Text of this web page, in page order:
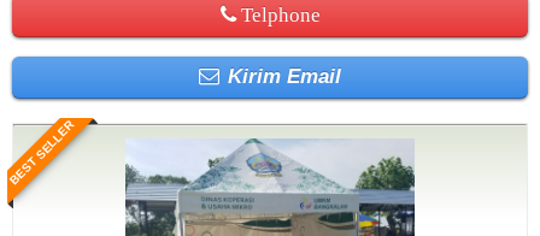
Telphone
Kirim Email
BEST SELLER